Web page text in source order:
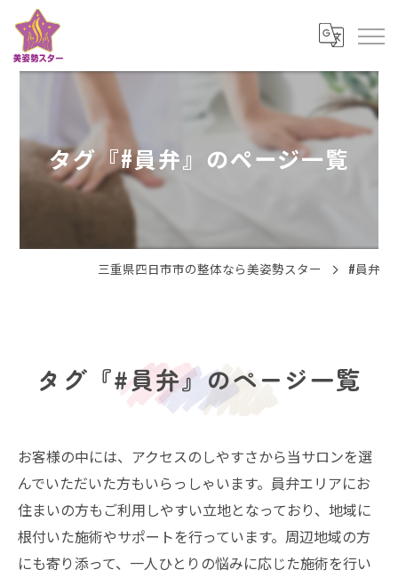
タグ『#員弁』のページ一覧
三重県四日市市の整体なら美姿勢スター #員弁
タグ『#員弁』のページ一覧
お客様の中には、アクセスのしやすさから当サロンを選
んでいただいた方もいらっしゃいます。員弁エリアにお
住まいの方もご利用しやすい立地となっており、地域に
根付いた施術やサポートを行っています。周辺地域の方
にも寄り添って、一人ひとりの悩みに応じた施術を行い